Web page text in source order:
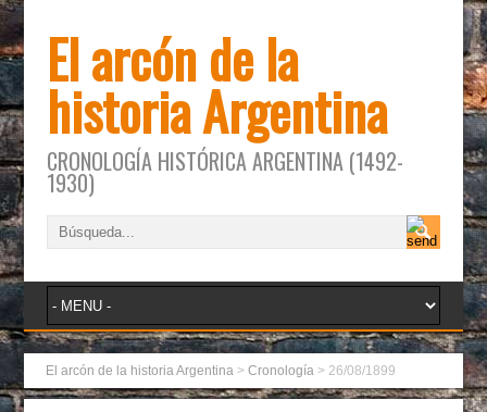
El arcón de la
historia Argentina
CRONOLOGÍA HISTÓRICA ARGENTINA (1492-
1930)
El arcón de la historia Argentina >Cronología >26/08/1899